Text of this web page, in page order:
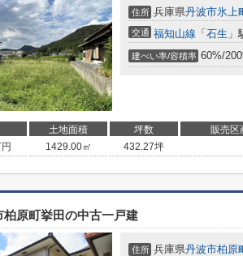
住所 兵庫県丹波市氷上
交通 福知山線 「 石生 」
建ぺい率/容積率 60%/
土地面積 坪数 販売区
1429.00㎡ 432.27坪
柏原町挙田の中古一戸建
住所 兵庫県丹波市柏原